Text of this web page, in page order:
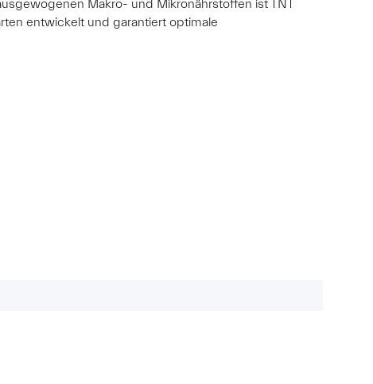
Makro- und Mikronährstoffen ist TNT
entwickelt und garantiert optimale